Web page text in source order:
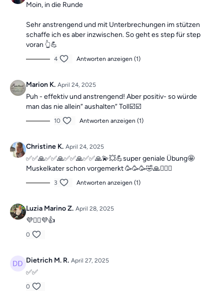
Moin, in die Runde
Sehr anstrengend und mit Unterbrechungen im stützen
schaffe ich es aber inzwischen. So geht es step für step
voran 👆💪
4 Antworten anzeigen (1)
Marion K. April 24, 2025
Puh - effektiv und anstrengend! Aber positiv- so würde
man das nie allein“ aushalten“ Toll☑️☑️
10 Antworten anzeigen (1)
Christine K. April 24, 2025
✅✅🙏✅✅🙏✅✅🙏✅✅🙏💫💥💪super geniale Übung🤩
Muskelkater schon vorgemerkt 🥳🥳🥳🤣🙏🙋🏼‍♀️
3 Antworten anzeigen (1)
Luzia Marino Z. April 28, 2025
💜🙋‍♀️💜👍
0
Dietrich M. R. April 27, 2025
✅✅
0